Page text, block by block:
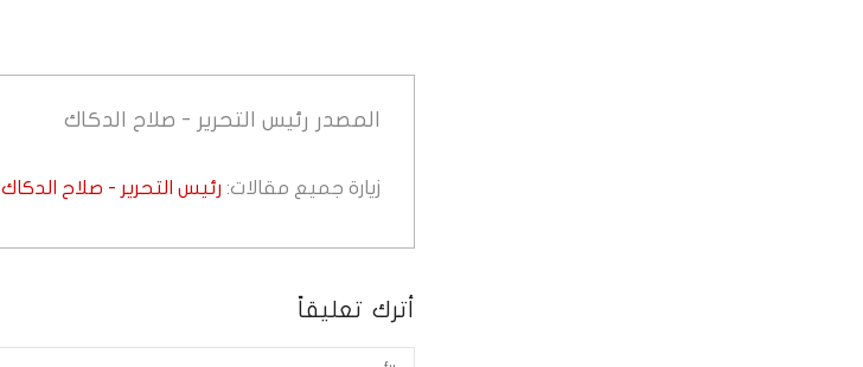
المصدر رئيس التحرير - صلاح الدكاك
زيارة جميع مقالات: رئيس التحرير - صلاح الدكاك
أترك تعليقاً